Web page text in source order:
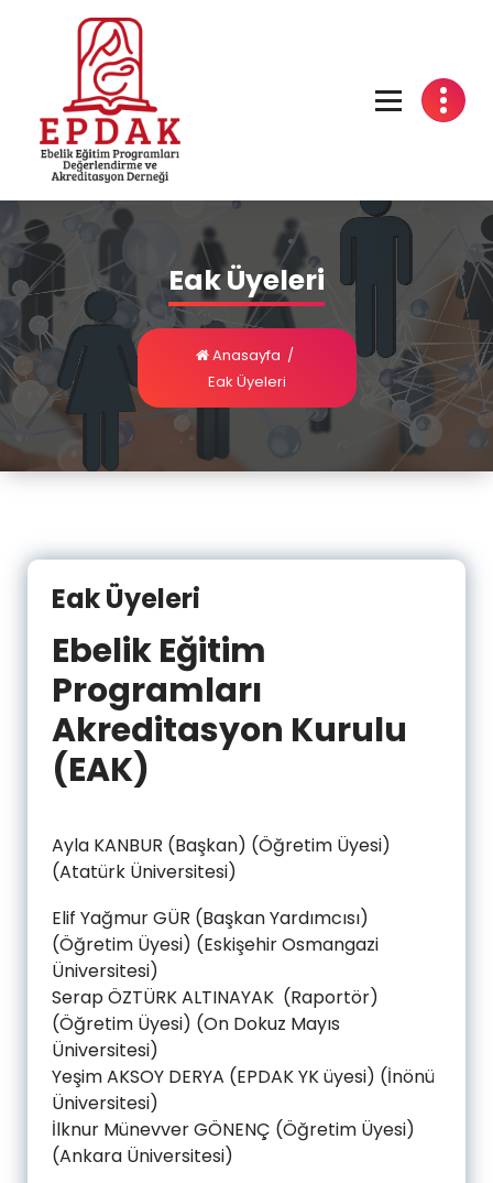
Eak Üyeleri
Anasayfa /
Eak Üyeleri
Eak Üyeleri
Ebelik Eğitim
Programları
Akreditasyon Kurulu
(EAK)
Ayla KANBUR (Başkan) (Öğretim Üyesi)
(Atatürk Üniversitesi)
Elif Yağmur GÜR (Başkan Yardımcısı)
(Öğretim Üyesi) (Eskişehir Osmangazi
Üniversitesi)
Serap ÖZTÜRK ALTINAYAK (Raportör)
(Öğretim Üyesi) (On Dokuz Mayıs
Üniversitesi)
Yeşim AKSOY DERYA (EPDAK YK üyesi) (İnönü
Üniversitesi)
İlknur Münevver GÖNENÇ (Öğretim Üyesi)
(Ankara Üniversitesi)